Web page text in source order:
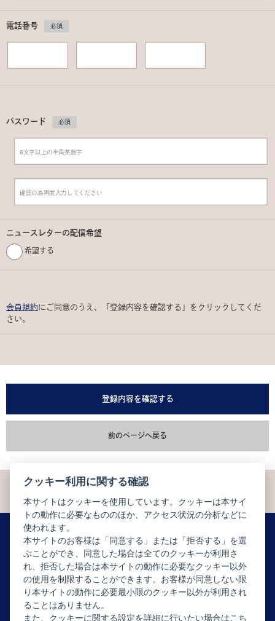
電話番号 必須
パスワード 必須
ニュースレターの配信希望
希望する
会員規約にご同意のうえ、「登録内容を確認する」をクリックしてくだ
さい。
登録内容を確認する
前のページへ戻る
ニュースレター配信登録はこちら
クッキー利用に関する確認
本サイトはクッキーを使用しています。クッキーは本サイ
トの動作に必要なもののほか、アクセス状況の分析などに
使われます。
本サイトのお客様は「同意する」または「拒否する」を選
ぶことができ、同意した場合は全てのクッキーが利用さ
れ、拒否した場合は本サイトの動作に必要なクッキー以外
の使用を制限することができます。お客様が同意しない限
り本サイトの動作に必要最小限のクッキー以外が利用され
ることはありません。
また、クッキーに関する設定を詳細に行いたい場合はこち